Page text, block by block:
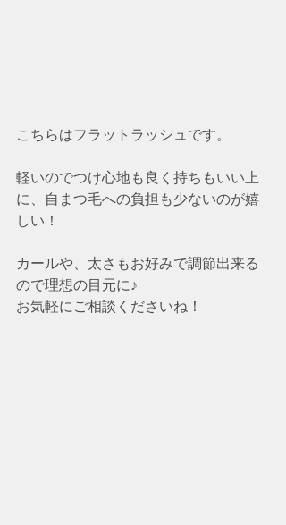
こちらはフラットラッシュです。
軽いのでつけ心地も良く持ちもいい上
に、自まつ毛への負担も少ないのが嬉
しい！
カールや、太さもお好みで調節出来る
ので理想の目元に♪
お気軽にご相談くださいね！